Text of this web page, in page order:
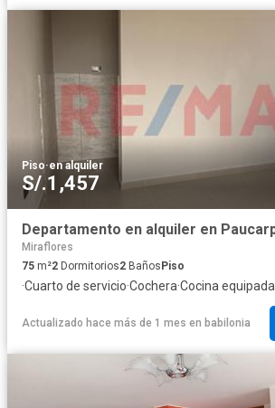
Piso·en alquiler
S/.1,457
Miraflores
75 m²2 Dormitorios2 Baños Piso
·Cuarto de servicio·Cochera·Cocina equipada
Actualizado hace más de 1 mes en babilonia